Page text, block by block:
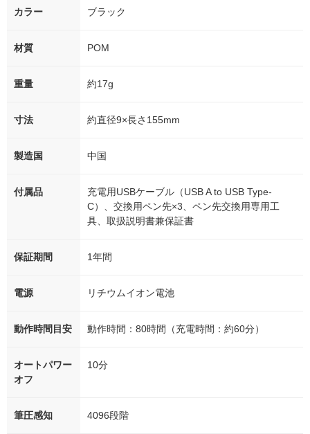
カラー ブラック
材質 POM
重量 約17g
寸法 約直径9×長さ155mm
製造国 中国
付属品
充電用USBケーブル（USB A to USB Type-
C）、交換用ペン先×3、ペン先交換用専用工
具、取扱説明書兼保証書
保証期間 1年間
電源 リチウムイオン電池
動作時間目安 動作時間：80時間（充電時間：約60分）
オートパワー
オフ
10分
筆圧感知 4096段階